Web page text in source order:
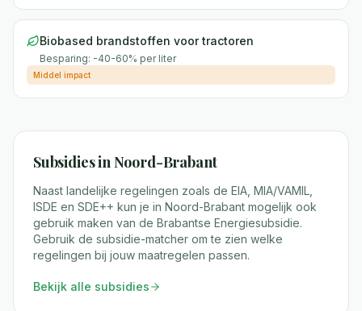
Biobased brandstoffen voor tractoren
Besparing: -40-60% per liter
Middel impact
Subsidies inNoord-Brabant
Naast landelijke regelingen zoals de EIA, MIA/VAMIL,
ISDE en SDE++ kun je in Noord-Brabant mogelijk ook
gebruik maken van de Brabantse Energiesubsidie.
Gebruik de subsidie-matcher om te zien welke
regelingen bij jouw maatregelen passen.
Bekijk alle subsidies